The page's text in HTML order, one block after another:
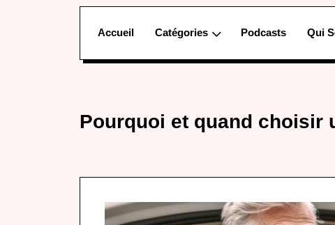
Accueil Catégories Podcasts Qui
Pourquoi et quand choisir